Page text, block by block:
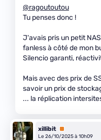
@ragoutoutou
Tu penses donc !
J'avais pris un petit
fanless à côté de mon
Silencio garanti,
Mais avec des prix de
savoir un prix de
... la réplication
xillibit Premium
Le 26/10/2025 à 10h09